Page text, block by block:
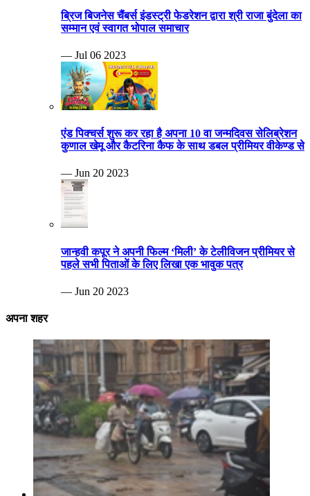
ब्रिज बिजनेस चैंबर्स इंडस्ट्री फेडरेशन द्वारा श्री राजा बुंदेला का
सम्मान एवं स्वागत भोपाल समाचार
— Jul 06 2023
एंड पिक्चर्स शुरू कर रहा है अपना 10 वा जन्मदिवस सेलिब्रेशन
कुणाल खेमू और कैटरिना कैफ के साथ डबल प्रीमियर वीकेण्ड से
— Jun 20 2023
जान्हवी कपूर ने अपनी फिल्म ‘मिली’ के टेलीविजन प्रीमियर से
पहले सभी पिताओं के लिए लिखा एक भावुक पत्र
— Jun 20 2023
अपना शहर